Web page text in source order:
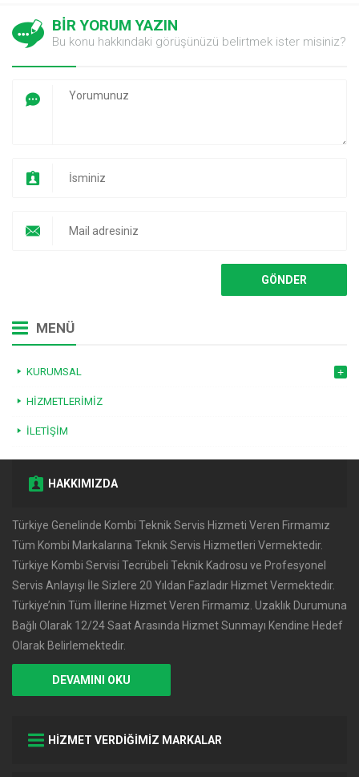
BİR YORUM YAZIN
Bu konu hakkındaki görüşünüzü belirtmek ister misiniz?
MENÜ
KURUMSAL
HIZMETLERIMIZ
İLETIŞIM
HAKKIMIZDA
Türkiye Genelinde Kombi Teknik Servis Hizmeti Veren Firmamız
Tüm Kombi Markalarına Teknik Servis Hizmetleri Vermektedir.
Türkiye Kombi Servisi Tecrübeli Teknik Kadrosu ve Profesyonel
Servis Anlayışı İle Sizlere 20 Yıldan Fazladır Hizmet Vermektedir.
Türkiye’nin Tüm İllerine Hizmet Veren Firmamız. Uzaklık Durumuna
Bağlı Olarak 12/24 Saat Arasında Hizmet Sunmayı Kendine Hedef
Olarak Belirlemektedir.
DEVAMINI OKU
HİZMET VERDİĞİMİZ MARKALAR